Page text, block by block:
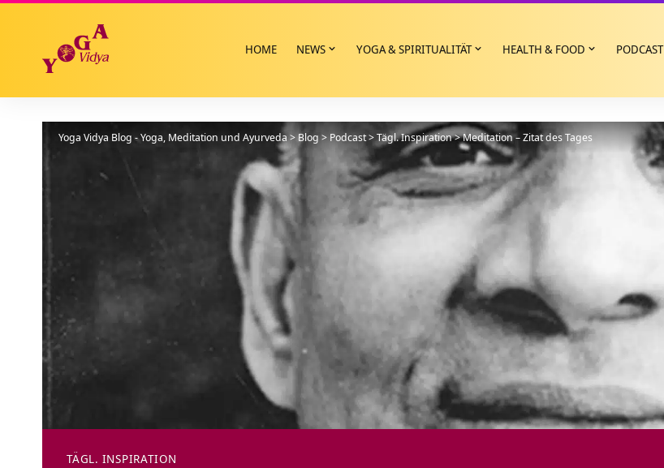
HOME NEWS YOGA & SPIRITUALITÄT HEALTH & FOOD PODCAST
Yoga Vidya Blog - Yoga, Meditation und Ayurveda>Blog > Podcast>Tägl. Inspiration>Meditation – Zitat des Tages
TÄGL. INSPIRATION